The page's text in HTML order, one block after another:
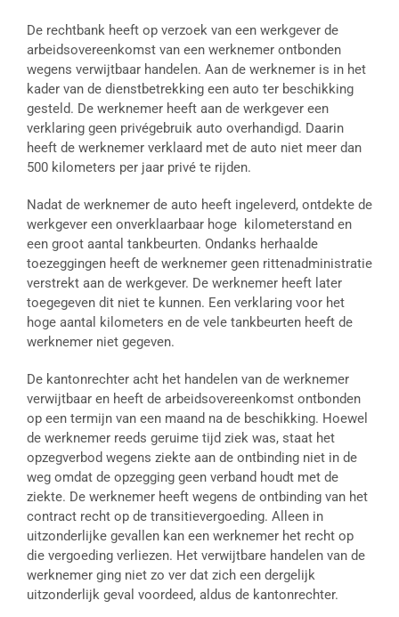
De rechtbank heeft op verzoek van een werkgever de
arbeidsovereenkomst van een werknemer ontbonden
wegens verwijtbaar handelen. Aan de werknemer is in het
kader van de dienstbetrekking een auto ter beschikking
gesteld. De werknemer heeft aan de werkgever een
verklaring geen privégebruik auto overhandigd. Daarin
heeft de werknemer verklaard met de auto niet meer dan
500 kilometers per jaar privé te rijden.
Nadat de werknemer de auto heeft ingeleverd, ontdekte de
werkgever een onverklaarbaar hoge kilometerstand en
een groot aantal tankbeurten. Ondanks herhaalde
toezeggingen heeft de werknemer geen rittenadministratie
verstrekt aan de werkgever. De werknemer heeft later
toegegeven dit niet te kunnen. Een verklaring voor het
hoge aantal kilometers en de vele tankbeurten heeft de
werknemer niet gegeven.
De kantonrechter acht het handelen van de werknemer
verwijtbaar en heeft de arbeidsovereenkomst ontbonden
op een termijn van een maand na de beschikking. Hoewel
de werknemer reeds geruime tijd ziek was, staat het
opzegverbod wegens ziekte aan de ontbinding niet in de
weg omdat de opzegging geen verband houdt met de
ziekte. De werknemer heeft wegens de ontbinding van het
contract recht op de transitievergoeding. Alleen in
uitzonderlijke gevallen kan een werknemer het recht op
die vergoeding verliezen. Het verwijtbare handelen van de
werknemer ging niet zo ver dat zich een dergelijk
uitzonderlijk geval voordeed, aldus de kantonrechter.